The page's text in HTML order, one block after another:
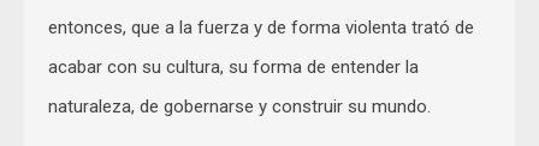
entonces, que a la fuerza y de forma violenta trató de
acabar con su cultura, su forma de entender la
naturaleza, de gobernarse y construir su mundo.